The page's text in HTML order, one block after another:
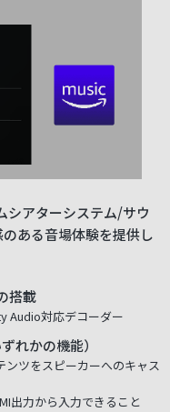
アターシステム/サウ
ある音場体験を提供し
搭載
Audio対応デコーダー
れかの機能）
ツをスピーカーへのキャス
出力から入力できること